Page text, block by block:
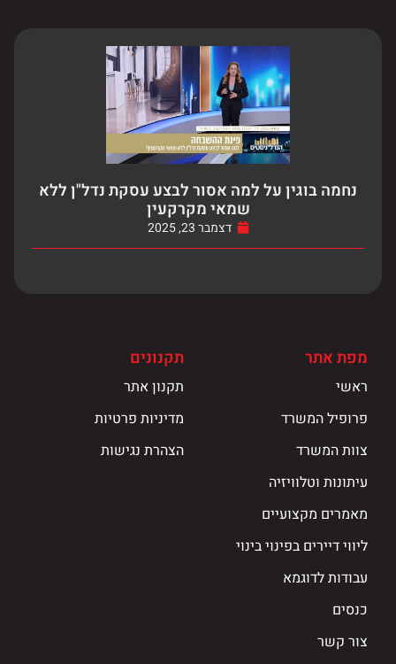
נחמה בוגין על למה אסור לבצע עסקת נדל"ן ללא
שמאי מקרקעין
דצמבר 23, 2025
מפת אתר
ראשי
פרופיל המשרד
צוות המשרד
עיתונות וטלוויזיה
מאמרים מקצועיים
ליווי דיירים בפינוי בינוי
עבודות לדוגמא
כנסים
צור קשר
תקנונים
תקנון אתר
מדיניות פרטיות
הצהרת נגישות